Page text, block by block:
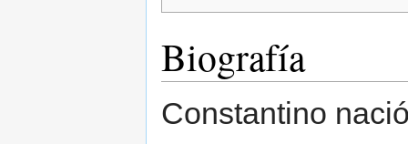
Biografía
Constantino